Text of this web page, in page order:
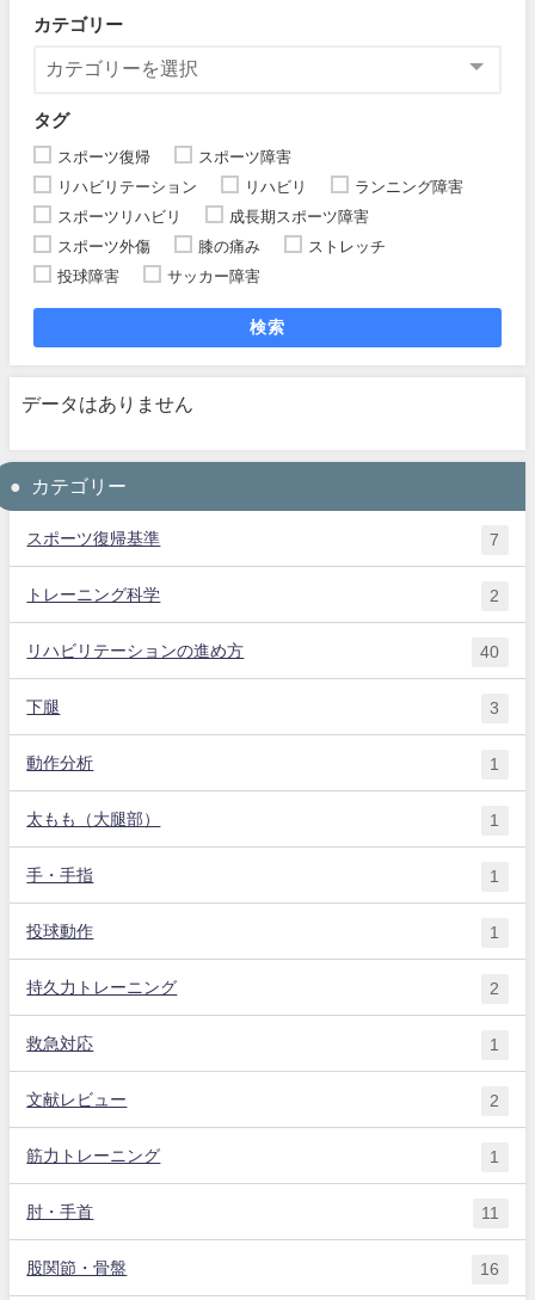
カテゴリー
タグ
スポーツ復帰
スポーツ障害
リハビリテーション
リハビリ
ランニング障害
スポーツリハビリ
成長期スポーツ障害
スポーツ外傷
膝の痛み
ストレッチ
投球障害
サッカー障害
検索
データはありません
カテゴリー
スポーツ復帰基準 7
トレーニング科学 2
リハビリテーションの進め方 40
下腿 3
動作分析 1
太もも（大腿部） 1
手・手指 1
投球動作 1
持久力トレーニング 2
救急対応 1
文献レビュー 2
筋力トレーニング 1
肘・手首 11
股関節・骨盤 16